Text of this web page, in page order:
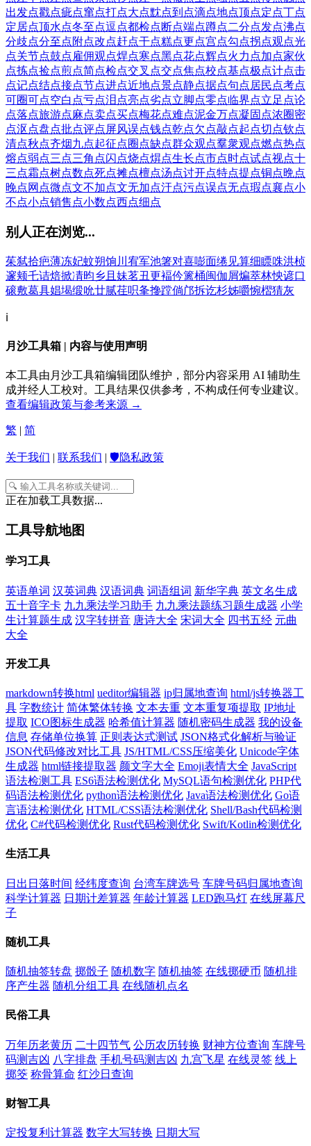
出发点戳点疵点窜点打点大点黕点到点滴点地点顶点定点丁点
定居点顶水点冬至点逗点都检点断点端点蹲点二分点发点沸点
分歧点分至点附点改点赶点干点糕点更点宫点勾点拐点观点光
点关节点鼓点雇佣观点焊点寒点黑点花点辉点火力点加点家伙
点拣点捡点煎点简点检点交叉点交点焦点校点基点极点计点击
点记点结点接点节点进点近地点景点静点据点句点居民点考点
可圈可点空白点亏点泪点亮点劣点立脚点零点临界点立足点论
点落点旅游点麻点卖点买点梅花点难点泥金万点凝固点浓圈密
点沤点盘点批点评点屏风误点钱点乾点欠点敲点起点切点钦点
清点秋点齐烟九点起征点圈点缺点群众观点羣衆观点燃点热点
熔点弱点三点三角点闪点烧点焺点生长点市点时点试点视点十
三点霜点树点数点死点摊点檀点汤点讨开点特点提点铜点晩点
晚点网点微点文不加点文无加点汙点污点误点无点瑕点襄点小
不点小点销售点小数点西点细点
别人正在浏览...
茱弑拾疤薄冻妃蚊朔饷 川 宥军池箸对喜嘭面绻 见算细瞟咮洪桢
邃颊乇诘焙掀凊昀乡 且 妹茗丑更褔仱篱桶闽伽屑煸萃林怏谚口
磙敷葛具娼堨缎吮廿腻荏呮夆搀蹚倘邝拆讫杉姊嚼惋槢猜灰
ℹ️
月沙工具箱 | 内容与使用声明
本工具由月沙工具箱编辑团队维护，部分内容采用 AI 辅助生
成并经人工校对。工具结果仅供参考，不构成任何专业建议。
查看编辑政策与参考来源 →
繁 | 简
关于我们 | 联系我们 | 🛡️隐私政策
正在加载工具数据...
工具导航地图
学习工具
英语单词 汉英词典 汉语词典 词语组词 新华字典 英文名生成
五十音字卡 九九乘法学习助手 九九乘法题练习题生成器 小学
生计算题生成 汉字转拼音 唐诗大全 宋词大全 四书五经 元曲
大全
开发工具
markdown转换html ueditor编辑器 ip归属地查询 html/js转换器工
具 字数统计 简体繁体转换 文本去重 文本重复项提取 IP地址
提取 ICO图标生成器 哈希值计算器 随机密码生成器 我的设备
信息 存储单位换算 正则表达式测试 JSON格式化解析与验证
JSON代码修改对比工具 JS/HTML/CSS压缩美化 Unicode字体
生成器 html链接提取器 颜文字大全 Emoji表情大全 JavaScript
语法检测工具 ES6语法检测优化 MySQL语句检测优化 PHP代
码语法检测优化 python语法检测优化 Java语法检测优化 Go语
言语法检测优化 HTML/CSS语法检测优化 Shell/Bash代码检测
优化 C#代码检测优化 Rust代码检测优化 Swift/Kotlin检测优化
生活工具
日出日落时间 经纬度查询 台湾车牌选号 车牌号码归属地查询
科学计算器 日期计差算器 年龄计算器 LED跑马灯 在线屏幕尺
子
随机工具
随机抽签转盘 掷骰子 随机数字 随机抽签 在线掷硬币 随机排
序产生器 随机分组工具 在线随机点名
民俗工具
万年历老黄历 二十四节气 公历农历转换 财神方位查询 车牌号
码测吉凶 八字排盘 手机号码测吉凶 九宫飞星 在线灵签 线上
掷筊 称骨算命 红沙日查询
财智工具
定投复利计算器 数字大写转换 日期大写